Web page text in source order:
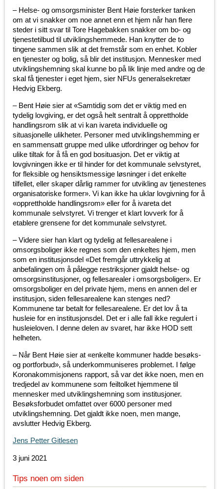
– Helse- og omsorgsminister Bent Høie forsterker tanken
om at vi snakker om noe annet enn et hjem når han flere
steder i sitt svar til Tore Hagebakken snakker om bo- og
tjenestetilbud til utviklingshemmede. Han knytter de to
tingene sammen slik at det fremstår som en enhet. Kobler
en tjenester og bolig, så blir det institusjon. Mennesker med
utviklingshemning skal kunne bo på lik linje med andre og de
skal få tjenester i eget hjem, sier NFUs generalsekretær
Hedvig Ekberg.
– Bent Høie sier at «Samtidig som det er viktig med en
tydelig lovgiving, er det også helt sentralt å opprettholde
handlingsrom slik at vi kan ivareta individuelle og
situasjonelle ulikheter. Personer med utviklingshemming er
en sammensatt gruppe med ulike utfordringer og behov for
ulike tiltak for å få en god bosituasjon. Det er viktig at
lovgivningen ikke er til hinder for det kommunale selvstyret,
for fleksible og hensiktsmessige løsninger i det enkelte
tilfellet, eller skaper dårlig rammer for utvikling av tjenestenes
organisatoriske former». Vi kan ikke ha uklar lovgivning for å
«opprettholde handlingsrom» eller for å ivareta det
kommunale selvstyret. Vi trenger et klart lovverk for å
etablere grensene for det kommunale selvstyret.
– Videre sier han klart og tydelig at fellesarealene i
omsorgsboliger ikke regnes som den enkeltes hjem, men
som en institusjonsdel «Det fremgår uttrykkelig at
anbefalingen om å pålegge restriksjoner gjaldt helse- og
omsorgsinstitusjoner, og fellesarealer i omsorgsboliger». Er
omsorgsboliger en del private hjem, mens en annen del er
institusjon, siden fellesarealene kan stenges ned?
Kommunene tar betalt for fellesarealene. Er det lov å ta
husleie for en institusjonsdel. Det er i alle fall ikke regulert i
husleieloven. I denne delen av svaret, har ikke HOD sett
helheten.
– Når Bent Høie sier at «enkelte kommuner hadde besøks-
og portforbud», så underkommuniseres problemet. I følge
Koronakommisjonens rapport, så var det ikke noen, men en
tredjedel av kommunene som feiltolket hjemmene til
mennesker med utviklingshemning som institusjoner.
Besøksforbudet omfattet over 6000 personer med
utviklingshemning. Det gjaldt ikke noen, men mange,
avslutter Hedvig Ekberg.
Jens Petter Gitlesen
3 juni 2021
Tips noen om siden